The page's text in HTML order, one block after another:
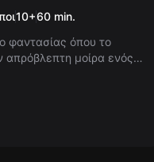
10+60 min.
φαντασίας όπου το
απρόβλεπτη μοίρα ενός
καταστρέψετε τα
Η αποστολή σας